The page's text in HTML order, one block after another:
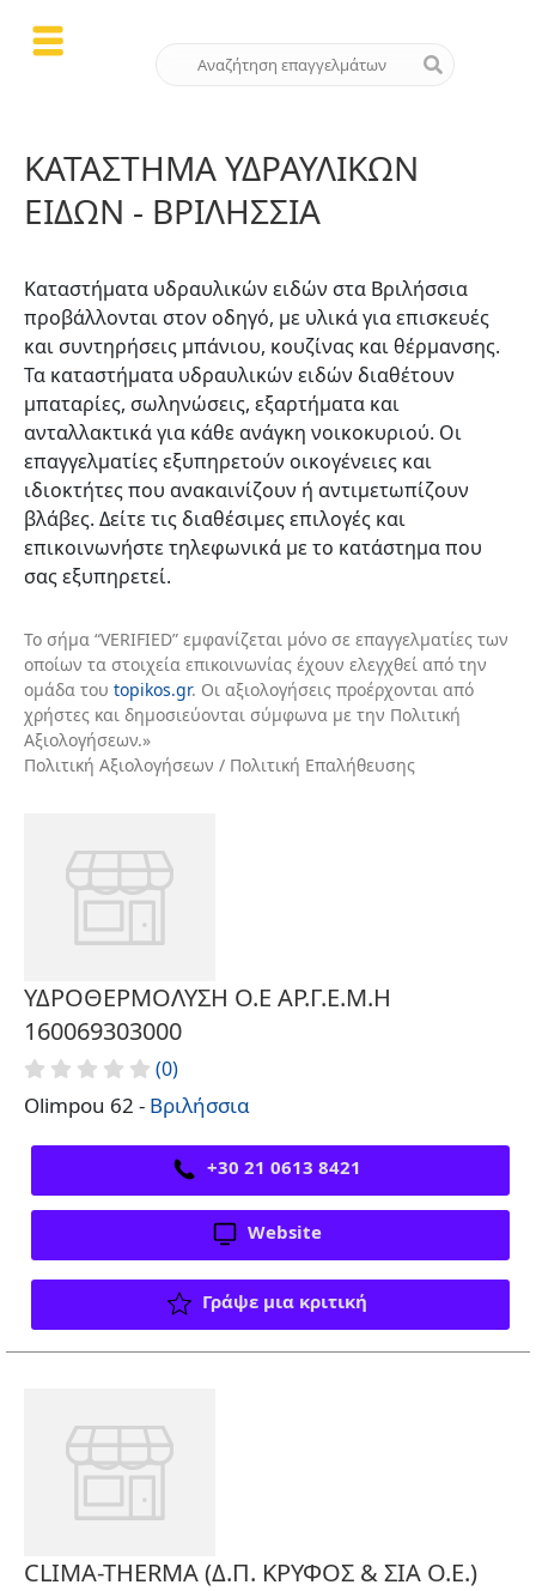
ΚΑΤΆΣΤΗΜΑ ΥΔΡΑΥΛΙΚΏΝ
ΕΙΔΏΝ - ΒΡΙΛΉΣΣΙΑ
Καταστήματα υδραυλικών ειδών στα Βριλήσσια
προβάλλονται στον οδηγό, με υλικά για επισκευές
και συντηρήσεις μπάνιου, κουζίνας και θέρμανσης.
Τα καταστήματα υδραυλικών ειδών διαθέτουν
μπαταρίες, σωληνώσεις, εξαρτήματα και
ανταλλακτικά για κάθε ανάγκη νοικοκυριού. Οι
επαγγελματίες εξυπηρετούν οικογένειες και
ιδιοκτήτες που ανακαινίζουν ή αντιμετωπίζουν
βλάβες. Δείτε τις διαθέσιμες επιλογές και
επικοινωνήστε τηλεφωνικά με το κατάστημα που
σας εξυπηρετεί.
Το σήμα “VERIFIED” εμφανίζεται μόνο σε επαγγελματίες των
οποίων τα στοιχεία επικοινωνίας έχουν ελεγχθεί από την
ομάδα του topikos.gr. Οι αξιολογήσεις προέρχονται από
χρήστες και δημοσιεύονται σύμφωνα με την Πολιτική
Αξιολογήσεων.»
Πολιτική Αξιολογήσεων / Πολιτική Επαλήθευσης
ΥΔΡΟΘΕΡΜΟΛΥΣΗ Ο.Ε ΑΡ.Γ.Ε.Μ.Η
160069303000
(0)
Olimpou 62 - Βριλήσσια
+30 21 0613 8421
Website
Γράψε μια κριτική
CLIMA-THERMA (Δ.Π. ΚΡΥΦΟΣ & ΣΙΑ Ο.Ε.)